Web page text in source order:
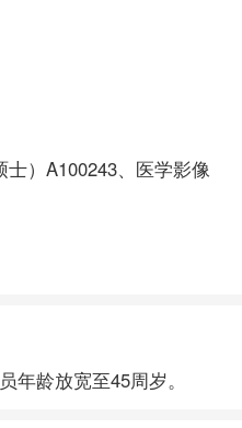
）A100243、医学影像
年龄放宽至45周岁。